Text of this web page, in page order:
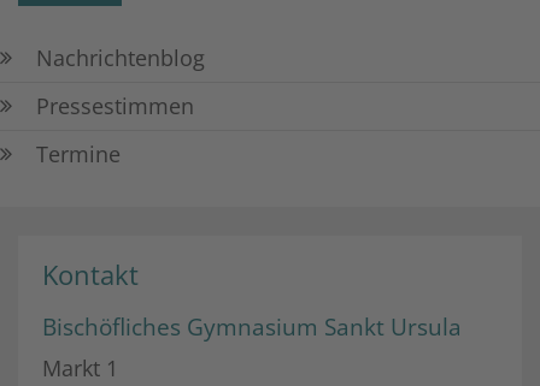
Nachrichtenblog
Pressestimmen
Termine
Kontakt
Bischöfliches Gymnasium Sankt Ursula
Markt 1